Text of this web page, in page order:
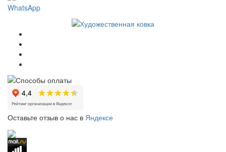
WhatsApp
Оставьте отзыв о нас в Яндексе